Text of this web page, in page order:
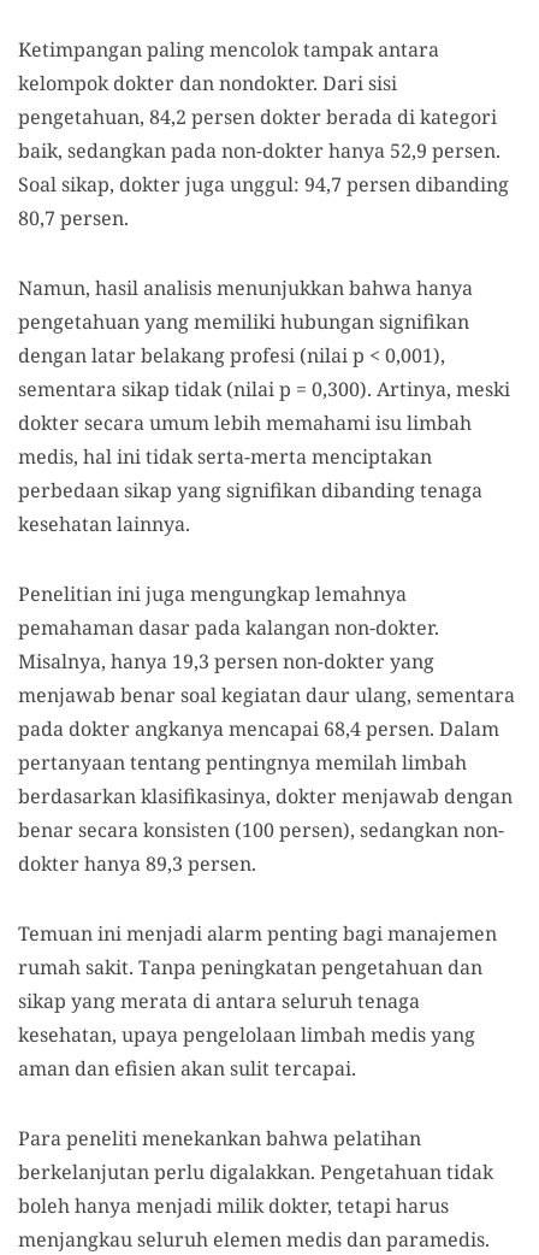
Ketimpangan paling mencolok tampak antara
kelompok dokter dan nondokter. Dari sisi
pengetahuan, 84,2 persen dokter berada di kategori
baik, sedangkan pada non-dokter hanya 52,9 persen.
Soal sikap, dokter juga unggul: 94,7 persen dibanding
80,7 persen.
Namun, hasil analisis menunjukkan bahwa hanya
pengetahuan yang memiliki hubungan signifikan
dengan latar belakang profesi (nilai p < 0,001),
sementara sikap tidak (nilai p = 0,300). Artinya, meski
dokter secara umum lebih memahami isu limbah
medis, hal ini tidak serta-merta menciptakan
perbedaan sikap yang signifikan dibanding tenaga
kesehatan lainnya.
Penelitian ini juga mengungkap lemahnya
pemahaman dasar pada kalangan non-dokter.
Misalnya, hanya 19,3 persen non-dokter yang
menjawab benar soal kegiatan daur ulang, sementara
pada dokter angkanya mencapai 68,4 persen. Dalam
pertanyaan tentang pentingnya memilah limbah
berdasarkan klasifikasinya, dokter menjawab dengan
benar secara konsisten (100 persen), sedangkan non-
dokter hanya 89,3 persen.
Temuan ini menjadi alarm penting bagi manajemen
rumah sakit. Tanpa peningkatan pengetahuan dan
sikap yang merata di antara seluruh tenaga
kesehatan, upaya pengelolaan limbah medis yang
aman dan efisien akan sulit tercapai.
Para peneliti menekankan bahwa pelatihan
berkelanjutan perlu digalakkan. Pengetahuan tidak
boleh hanya menjadi milik dokter, tetapi harus
menjangkau seluruh elemen medis dan paramedis.